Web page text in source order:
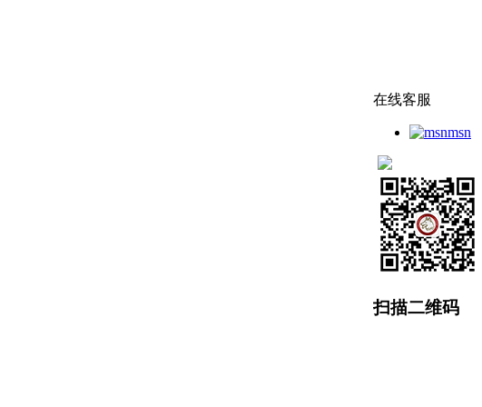
在线客服
msn
扫描二维码